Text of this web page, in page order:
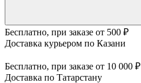
Бесплатно, при заказе от 500 ₽
Доставка курьером по Казани
Бесплатно, при заказе от 10 000 ₽
Доставка по Татарстану